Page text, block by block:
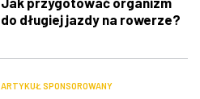
do długiej jazdy na rowerze?
ARTYKUŁ SPONSOROWANY